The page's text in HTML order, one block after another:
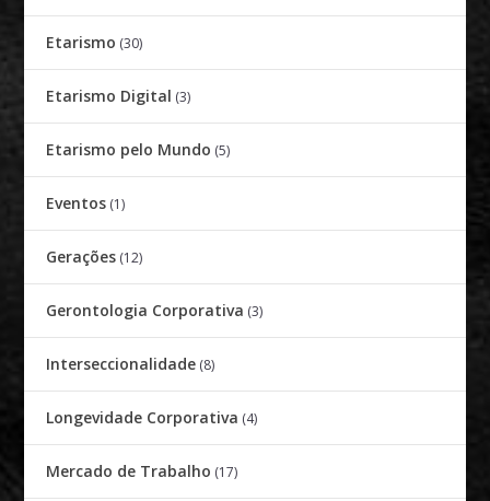
Etarismo (30)
Etarismo Digital (3)
Etarismo pelo Mundo (5)
Eventos (1)
Gerações (12)
Gerontologia Corporativa (3)
Interseccionalidade (8)
Longevidade Corporativa (4)
Mercado de Trabalho (17)